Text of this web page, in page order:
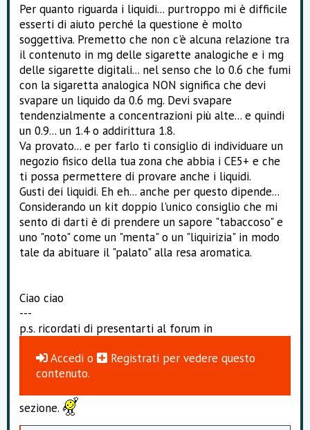
Per quanto riguarda i liquidi... purtroppo mi è difficile
esserti di aiuto perché la questione è molto
soggettiva. Premetto che non c'è alcuna relazione tra
il contenuto in mg delle sigarette analogiche e i mg
delle sigarette digitali... nel senso che lo 0.6 che fumi
con la sigaretta analogica NON significa che devi
svapare un liquido da 0.6 mg. Devi svapare
tendenzialmente a concentrazioni più alte... e quindi
un 0.9... un 1.4 o addirittura 1.8.
Va provato... e per farlo ti consiglio di individuare un
negozio fisico della tua zona che abbia i CE5+ e che
ti possa permettere di provare anche i liquidi.
Gusti dei liquidi. Eh eh... anche per questo dipende...
Considerando un kit doppio l'unico consiglio che mi
sento di darti è di prendere un sapore "tabaccoso" e
uno "noto" come un "menta" o un "liquirizia" in modo
tale da abituare il "palato" alla resa aromatica.
Ciao ciao
---
p.s. ricordati di presentarti al forum in
Accedi o Registrati per vedere questo
contenuto.
sezione.